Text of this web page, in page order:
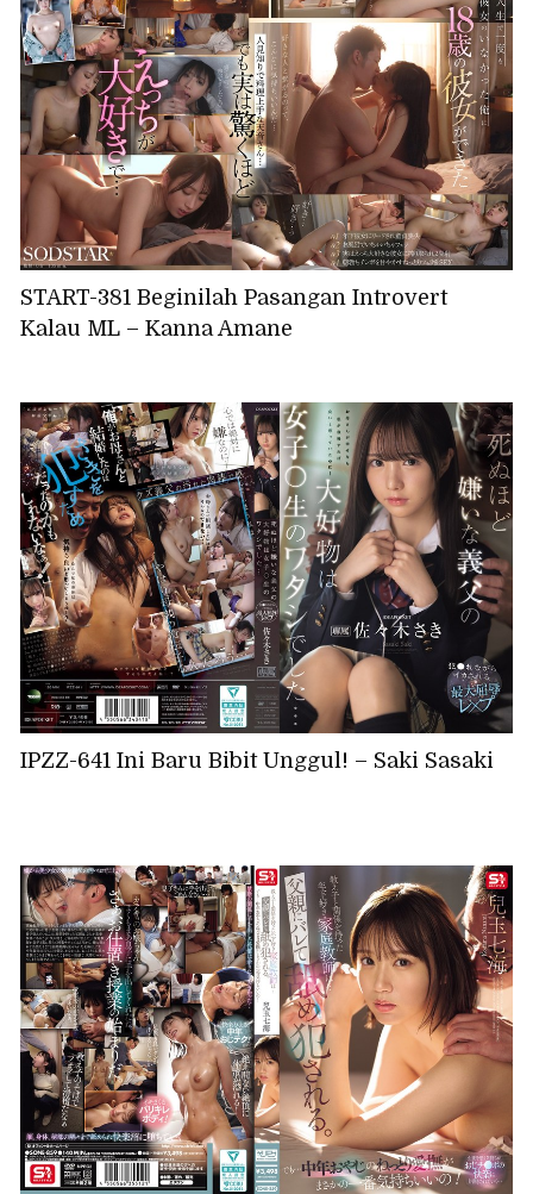
START-381 Beginilah Pasangan Introvert
Kalau ML – Kanna Amane
IPZZ-641 Ini Baru Bibit Unggul! – Saki Sasaki